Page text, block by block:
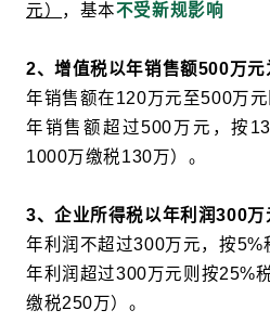
元）
，基本不受新规影响
2、增值税以年销售额500万元
年销售额在120万元至500万元
年销售额超过500万元，按
1000万缴税130万）。
3、企业所得税以年利润300万
年利润不超过300万元，按5%
年利润超过300万元则按25%
缴税250万）。